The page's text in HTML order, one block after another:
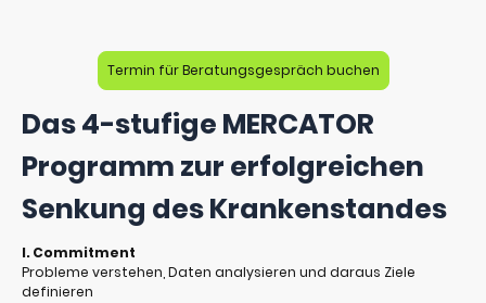
Termin für Beratungsgespräch buchen
Das 4-stufige MERCATOR
Programm zur erfolgreichen
Senkung des Krankenstandes
I. Commitment
Probleme verstehen, Daten analysieren und daraus Ziele
definieren